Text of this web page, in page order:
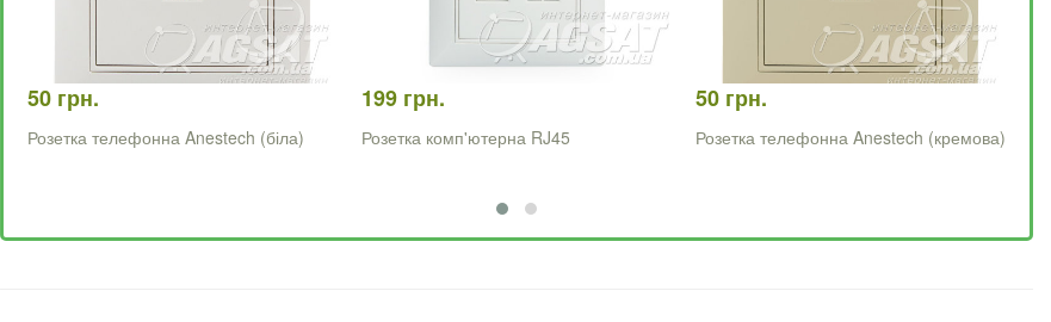
50 грн.
Розетка телефонна Anestech (біла)
199 грн.
Розетка комп'ютерна RJ45
50 грн.
Розетка телефонна Anestech (кремова)